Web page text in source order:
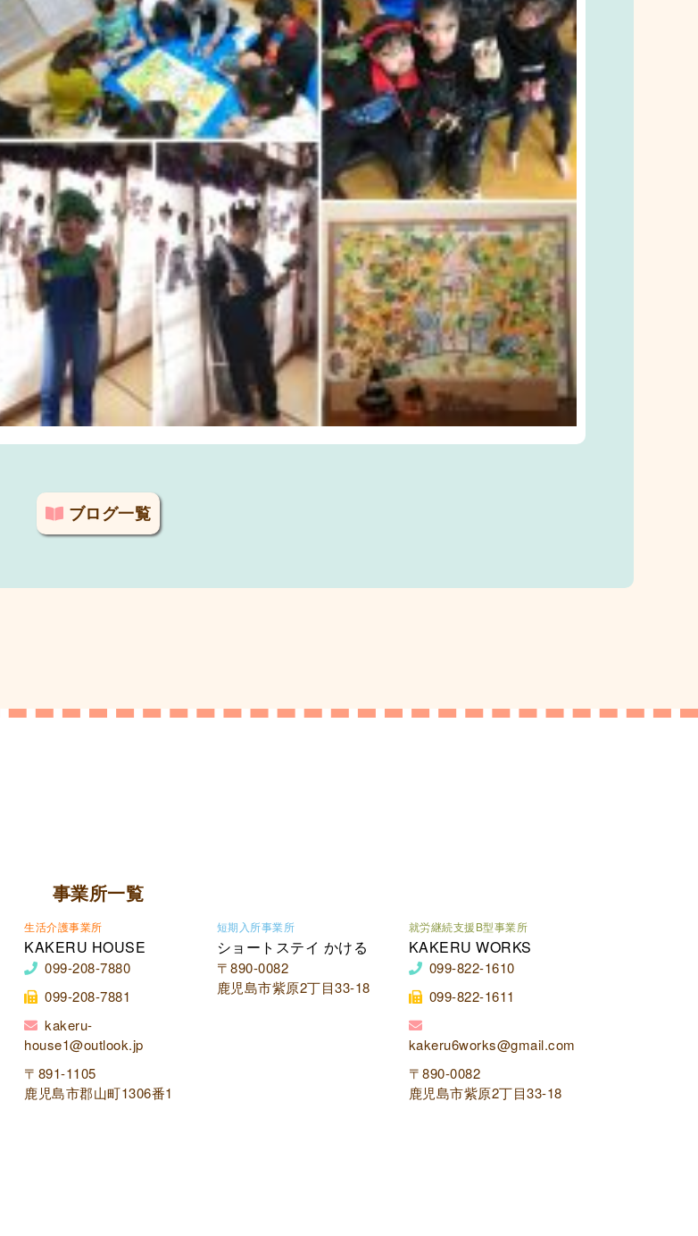
ブログ一覧
事業所一覧
生活介護事業所
KAKERU HOUSE
099-208-7880
099-208-7881
kakeru-
house1@outlook.jp
〒891-1105
鹿児島市郡山町1306番1
短期入所事業所
ショートステイ かける
〒890-0082
鹿児島市紫原2丁目33-18
就労継続支援B型事業所
KAKERU WORKS
099-822-1610
099-822-1611
kakeru6works@gmail.com
〒890-0082
鹿児島市紫原2丁目33-18